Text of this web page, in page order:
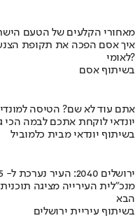
מאחורי הקלעים של הטעם
לאומי?
בשיתוף אסם
אתם עוד לא שם? הטיסה
יונדאי לוקחת אתכם לבמה הכי
בשיתוף יונדאי מבית כלמוביל
ירושלים 2040: העיר נערכת ל- 1.5 מליון תושבים
מנכ"לית העירייה מציגה
הבא
בשיתוף עיריית ירושלים